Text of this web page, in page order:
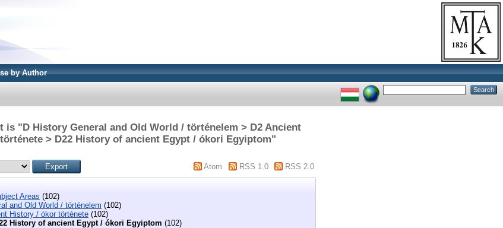
by Author
is "D History General and Old World / történelem > D2 Ancient
> D22 History of ancient Egypt / ókori Egyiptom"
Atom RSS 1.0 RSS 2.0
Areas (102)
and Old World / történelem (102)
History / ókor története (102)
History of ancient Egypt / ókori Egyiptom (102)